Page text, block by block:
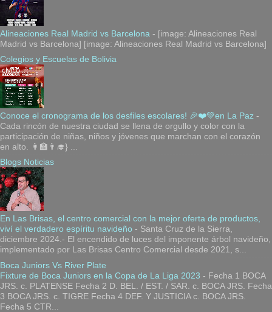
Alineaciones Real Madrid vs Barcelona - [image: Alineaciones Real
Madrid vs Barcelona] [image: Alineaciones Real Madrid vs Barcelona]
Colegios y Escuelas de Bolivia
Conoce el cronograma de los desfiles escolares! 🎉❤️💚en La Paz -
Cada rincón de nuestra ciudad se llena de orgullo y color con la
participación de niñas, niños y jóvenes que marchan con el corazón
en alto. 👩‍🏫👨‍🎓} ...
Blogs Noticias
En Las Brisas, el centro comercial con la mejor oferta de productos,
viví el verdadero espíritu navideño - Santa Cruz de la Sierra,
diciembre 2024.- El encendido de luces del imponente árbol navideño,
implementado por Las Brisas Centro Comercial desde 2021, s...
Boca Juniors Vs River Plate
Fixture de Boca Juniors en la Copa de La Liga 2023 - Fecha 1 BOCA
JRS. c. PLATENSE Fecha 2 D. BEL. / EST. / SAR. c. BOCA JRS. Fecha
3 BOCA JRS. c. TIGRE Fecha 4 DEF. Y JUSTICIA c. BOCA JRS.
Fecha 5 CTR...